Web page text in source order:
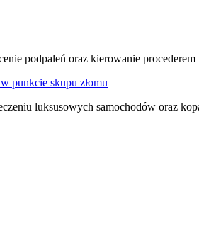
podpaleń oraz kierowanie procederem
punkcie skupu złomu
luksusowych samochodów oraz